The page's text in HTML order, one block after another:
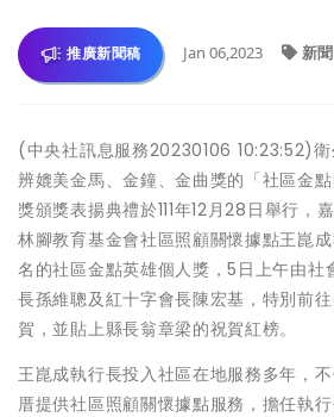
推廣新聞稿 Jan 06,2023 新聞
(中央社訊息服務20230106 10:23:52)
辨媲美金馬、金鐘、金曲獎的「社區金
獎頒獎表揚典禮於111年12月28日舉行，
林腳教育基金會社區照顧關懷據點王崑
名的社區金點英雄個人獎，5日上午由社
長孫維聰及紅十字會長陳宏基，特別前
賀，並貼上縣長翁章梁的祝賀紅榜。
王崑成執行長投入社區在地服務多年，
厝提供社區照顧關懷據點服務，擔任執